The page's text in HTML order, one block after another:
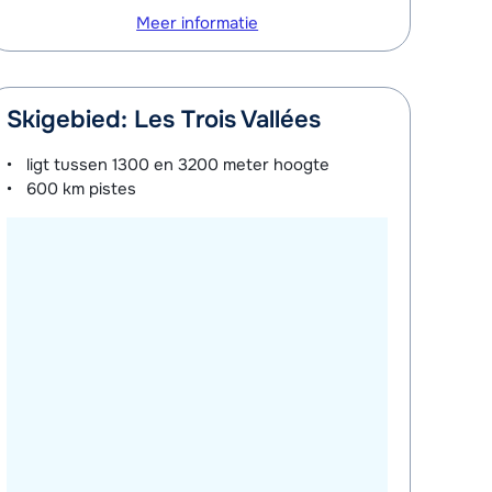
Meer informatie
Skigebied: Les Trois Vallées
ligt tussen1300 en 3200 meter hoogte
600 km pistes